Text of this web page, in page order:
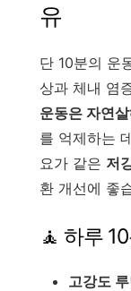
유
단 10분의 운
상과 체내 염
운동은 자연
를 억제하는
요가 같은 저
환 개선에 좋
🧘 하루
고강도